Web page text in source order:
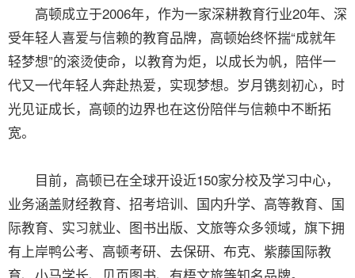
高顿成立于2006年，作为一家深耕教育行业20年、深
受年轻人喜爱与信赖的教育品牌，高顿始终怀揣“成就年
轻梦想”的滚烫使命，以教育为炬，以成长为帆，陪伴一
代又一代年轻人奔赴热爱，实现梦想。岁月镌刻初心，时
光见证成长，高顿的边界也在这份陪伴与信赖中不断拓
宽。
目前，高顿已在全球开设近150家分校及学习中心，
业务涵盖财经教育、招考培训、国内升学、高等教育、国
际教育、实习就业、图书出版、文旅等众多领域，旗下拥
有上岸鸭公考、高顿考研、去保研、布克、紫藤国际教